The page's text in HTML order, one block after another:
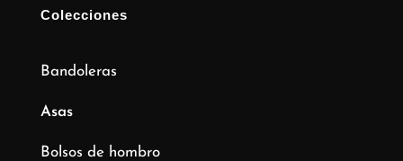
Colecciones
Bandoleras
Asas
Bolsos de hombro